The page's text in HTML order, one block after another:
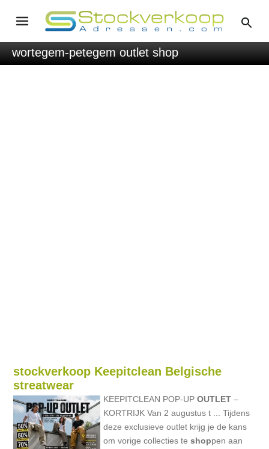
wortegem-petegem outlet shop
stockverkoop Keepitclean Belgische
streatwear
KEEPITCLEAN POP-UPOUTLET –
KORTRIJK Van 2 augustus t ... Tijdens
deze exclusieve outlet krijg je de kans
om vorige collecties teshoppen aan